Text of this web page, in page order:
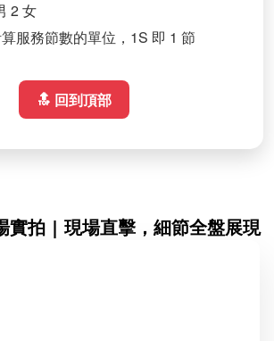
2 女
算服務節數的單位，1S 即 1 節
🔝 回到頂部
實拍 | 現場直擊，細節全盤展現